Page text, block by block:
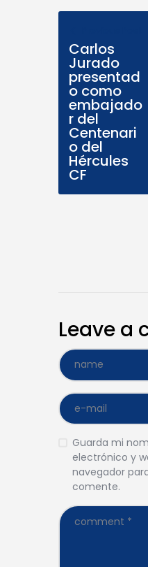
Carlos
Jurado
presentad
o como
embajado
r del
Centenari
o del
Hércules
CF
Leave a
Guarda mi
electrónico y
navegador
comente.